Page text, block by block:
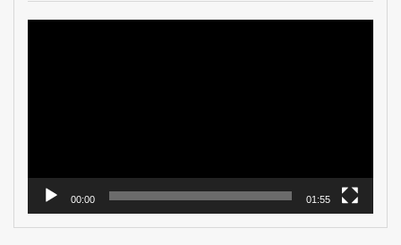
00:00 01:55